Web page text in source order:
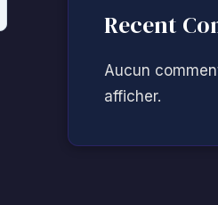
Recent
Aucun
afficher.